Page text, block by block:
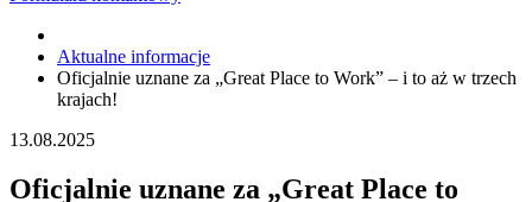
Aktualne informacje
Oficjalnie uznane za „Great Place to Work” – i to aż w trzech
krajach!
13.08.2025
Oficjalnie uznane za „Great Place to